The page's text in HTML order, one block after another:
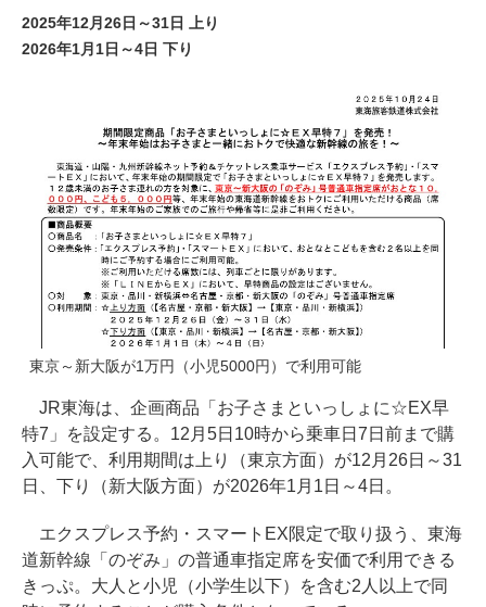
2025年12月26日～31日 上り
2026年1月1日～4日 下り
東京～新大阪が1万円（小児5000円）で利用可能
JR東海は、企画商品「お子さまといっしょに☆EX早
特7」を設定する。12月5日10時から乗車日7日前まで購
入可能で、利用期間は上り（東京方面）が12月26日～31
日、下り（新大阪方面）が2026年1月1日～4日。
エクスプレス予約・スマートEX限定で取り扱う、東海
道新幹線「のぞみ」の普通車指定席を安価で利用できる
きっぷ。大人と小児（小学生以下）を含む2人以上で同